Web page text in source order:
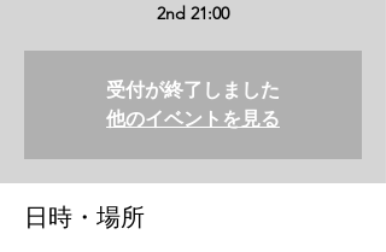
2nd 21:00
受付が終了しました
他のイベントを見る
日時・場所